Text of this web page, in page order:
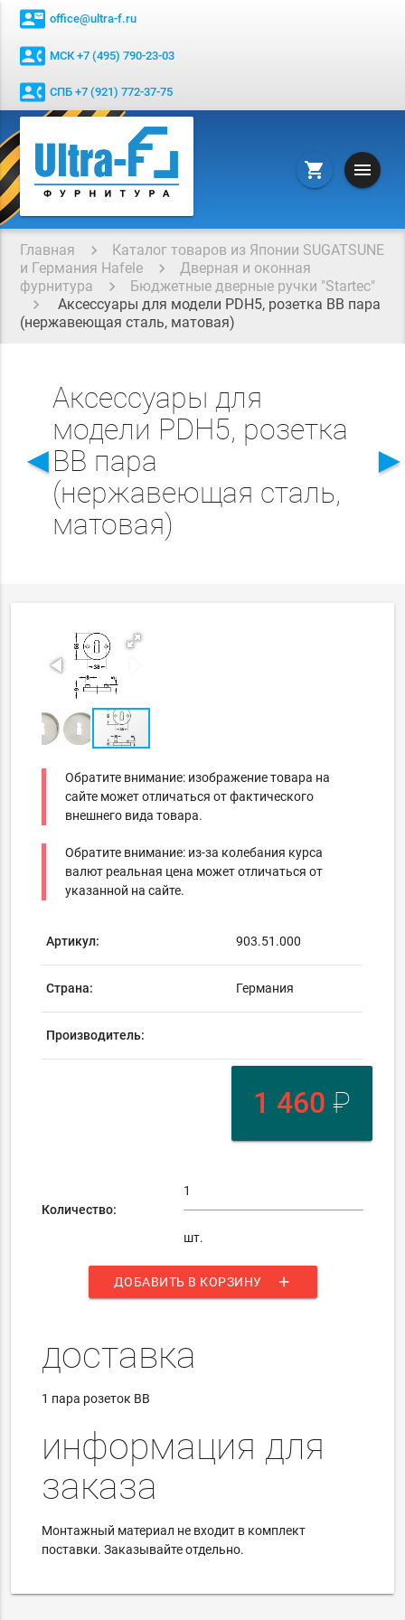
contact_mail office@ultra-f.ru
contact_phone МСК +7 (495) 790-23-03
contact_phone СПБ +7 (921) 772-37-75
shopping_cart menu
Главная
Каталог товаров из Японии SUGATSUNE
и Германия Hafele
Дверная и оконная
фурнитура
Бюджетные дверные ручки "Startec"
Аксессуары для модели PDH5, розетка BB пара
(нержавеющая сталь, матовая)
◄
Аксессуары для
модели PDH5, розетка
BB пара
(нержавеющая сталь,
матовая)
Обратите внимание: изображение товара на
сайте может отличаться от фактического
внешнего вида товара.
Обратите внимание: из-за колебания курса
валют реальная цена может отличаться от
указанной на сайте.
Артикул: 903.51.000
Страна: Германия
Производитель:
1 460 ₽
Количество:
шт.
ДОБАВИТЬ В КОРЗИНУ add
доставка
1 пара розеток BB
информация для
заказа
Монтажный материал не входит в комплект
поставки.Заказывайте отдельно.